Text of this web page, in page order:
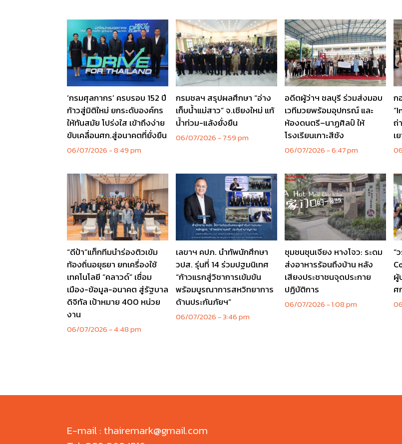
‘กรมศุลกากร’ ครบรอบ 152 ปี
ก้าวสู่มิติใหม่ ยกระดับองค์กร
ให้ทันสมัย โปร่งใส เข้าถึงง่าย
ขับเคลื่อนศก.สู่อนาคตที่ยั่งยืน
06/07/2026 8:49 pm
กรมชลฯ สรุปผลศึกษา “อ่าง
เก็บน้ำแม่สาว” จ.เชียงใหม่ แก้
น้ำท่วม-แล้งยั่งยืน
06/07/2026 7:59 pm
อดีตผู้ว่าฯ ชลบุรี ร่วมส่งมอบ
เวทีมวยพร้อมอุปกรณ์ และ
ห้องดนตรี–นาฏศิลป์ ให้
โรงเรียนเกาะสีชัง
06/07/2026 6:47 pm
ก
ถ่
เ
“ดีป้า”แท็กทีมนำร่องติวเข้ม
ท้องถิ่นอยุธยา ยกเครื่องใช้
เทคโนโลยี “คลาวด์” เชื่อม
เมือง-ข้อมูล-อนาคต สู่รัฐบาล
ดิจิทัล เป้าหมาย 400 หน่วย
งาน
06/07/2026 4:48 pm
เลขาฯ คปภ. นำทัพนักศึกษา
วปส. รุ่นที่ 14 ร่วมปฐมนิเทศ
“ก้าวแรกสู่วิชาการเข้มข้น
พร้อมบูรณาการสหวิทยาการ
ด้านประกันภัยฯ”
06/07/2026 3:46 pm
ชุมชนชุนเจียง หางโจว: ระดม
ส่งอาหารร้อนถึงบ้าน หลัง
เสียงประชาชนจุดประกาย
ปฏิบัติการ
06/07/2026 1:08 pm
“
ผู้
ศ
E-mail : thairemark@gmail.com